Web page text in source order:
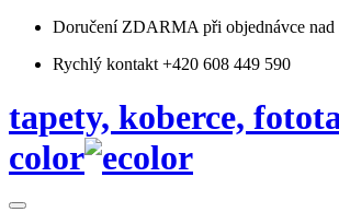
Doručení ZDARMA při objednávce
Rychlý kontakt +420 608 449 590
tapety, koberce,
color